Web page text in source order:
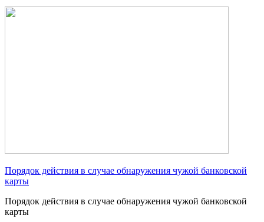
Порядок действия в случае обнаружения чужой банковской
карты
Порядок действия в случае обнаружения чужой банковской
карты